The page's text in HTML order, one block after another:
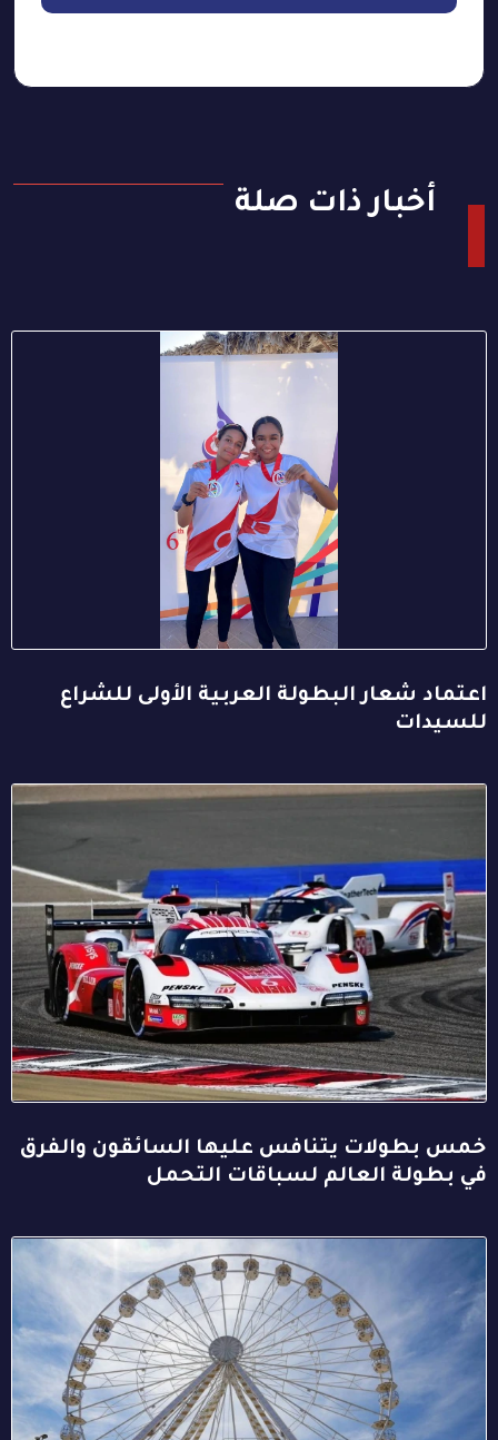
أخبار ذات صلة
اعتماد شعار البطولة العربية الأولى للشراع
للسيدات
خمس بطولات يتنافس عليها السائقون والفرق
في بطولة العالم لسباقات التحمل